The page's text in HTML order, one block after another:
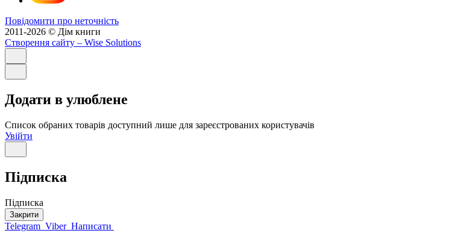
Повідомити про неточність
2011-2026 © Дім книги
Створення сайту – Wise Solutions
Додати в улюблене
Список обраних товарів доступний лише для зареєстрованих користувачів
Увійти
Підписка
Підписка
Закрити
Telegram Viber Написати